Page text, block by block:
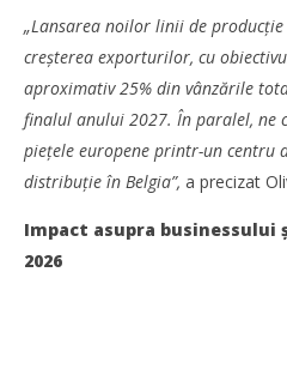
„Lansarea noilor linii de
creșterea exporturilor, cu
aproximativ 25% din vânzările
finalul anului 2027. În paralel, ne
piețele europene printr-un centru
distribuție în Belgia”, a precizat
Impact asupra businessului
2026